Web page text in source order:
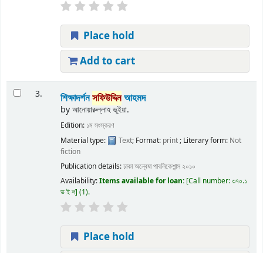
Place hold
Add to cart
3. শিক্ষাদর্শনসফিউদ্দিনআহমদ
byআনোয়ারুল্লাহ ভূইয়া.
Edition: ১ম সংস্করণ
Material type:
Text; Format: print ; Literary form: Not
fiction
Publication details:ঢাকাঅন্বেষা পাবলিকেশান্স ২০১০
Availability:Items available for loan: Call number:৩৭০.১
ভ ই শ (1).
Place hold